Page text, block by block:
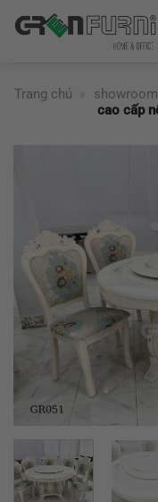
đến
Trang chủ
»
cao cấp